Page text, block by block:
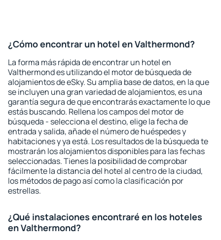
¿Cómo encontrar un hotel en Valthermond?
La forma más rápida de encontrar un hotel en
Valthermond es utilizando el motor de búsqueda de
alojamientos de eSky. Su amplia base de datos, en la que
se incluyen una gran variedad de alojamientos, es una
garantía segura de que encontrarás exactamente lo que
estás buscando. Rellena los campos del motor de
búsqueda - selecciona el destino, elige la fecha de
entrada y salida, añade el número de huéspedes y
habitaciones y ya está. Los resultados de la búsqueda te
mostrarán los alojamientos disponibles para las fechas
seleccionadas. Tienes la posibilidad de comprobar
fácilmente la distancia del hotel al centro de la ciudad,
los métodos de pago así como la clasificación por
estrellas.
¿Qué instalaciones encontraré en los hoteles
en Valthermond?